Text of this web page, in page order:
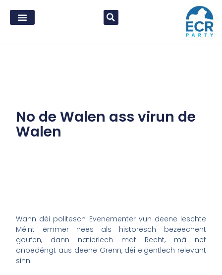
No de Walen ass virun de
Walen
Wann déi politesch Evenementer vun deene leschte
Méint ëmmer nees als historesch bezeechent
goufen, dann natierlech mat Recht, mä net
onbedéngt aus deene Grënn, déi eigentlech relevant
sinn.